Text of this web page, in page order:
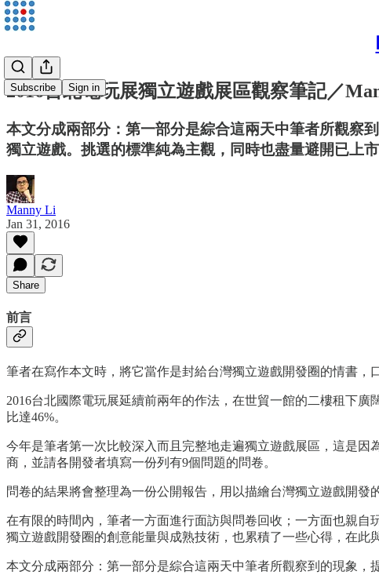
Subscribe Sign in
2016台北電玩展獨立遊戲展區觀察筆記／
本文分成兩部分：第一部分是綜合這兩天中筆者所觀察
獨立遊戲。挑選的標準純為主觀，同時也盡量避開已上市
Manny Li
Jan 31, 2016
Share
前言
筆者在寫作本文時，將它當作是封給台灣獨立遊戲開發圈的情書，
2016台北國際電玩展延續前兩年的作法，在世貿一館的二樓租下
比達46%。
今年是筆者第一次比較深入而且完整地走遍獨立遊戲展區，這是
商，並請各開發者填寫一份列有9個問題的問卷。
問卷的結果將會整理為一份公開報告，用以描繪台灣獨立遊戲開發
在有限的時間內，筆者一方面進行面訪與問卷回收；一方面也親
獨立遊戲開發圈的創意能量與成熟技術，也累積了一些心得，在此
本文分成兩部分：第一部分是綜合這兩天中筆者所觀察到的現象